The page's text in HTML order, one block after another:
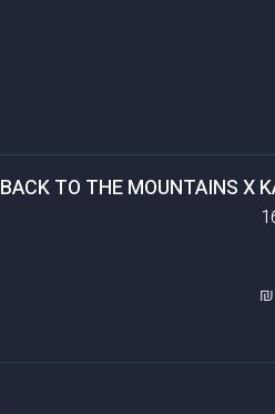
BACK TO THE MOUNTAINS X